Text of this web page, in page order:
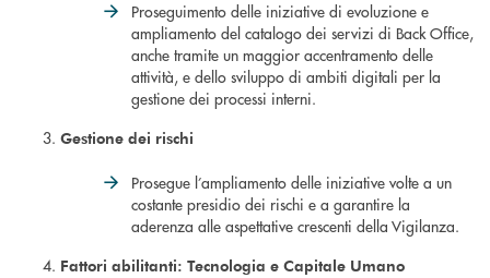
Proseguimento delle iniziative di evoluzione e
ampliamento del catalogo dei servizi di Back Office,
anche tramite un maggior accentramento delle
attività, e dello sviluppo di ambiti digitali per la
gestione dei processi interni.
Gestione dei rischi
Prosegue l’ampliamento delle iniziative volte a un
costante presidio dei rischi e a garantire la
aderenza alle aspettative crescenti della Vigilanza.
Fattori abilitanti: Tecnologia e Capitale Umano